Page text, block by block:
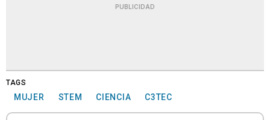
PUBLICIDAD
TAGS
MUJER STEM CIENCIA C3TEC